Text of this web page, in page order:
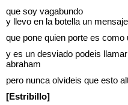
que soy vagabundo
y llevo en la botella un
que pone quien porte es como
y es un desviado podeis
abraham
pero nunca olvideis que esto
[Estribillo]